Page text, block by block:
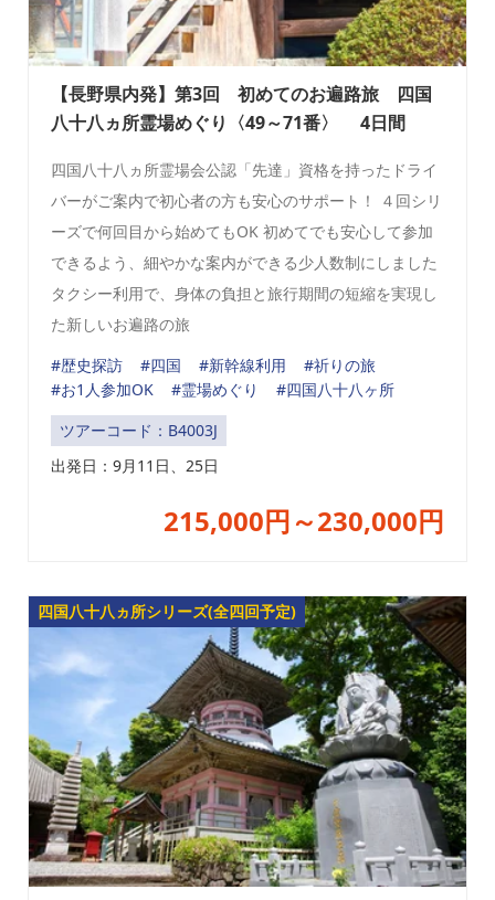
【長野県内発】第3回 初めてのお遍路旅 四国
八十八ヵ所霊場めぐり〈49～71番〉 4日間
四国八十八ヵ所霊場会公認「先達」資格を持ったドライ
バーがご案内で初心者の方も安心のサポート！ ４回シリ
ーズで何回目から始めてもOK 初めてでも安心して参加
できるよう、細やかな案内ができる少人数制にしました
タクシー利用で、身体の負担と旅行期間の短縮を実現し
た新しいお遍路の旅
#歴史探訪
#四国 #新幹線利用
#祈りの旅
#お1人参加OK
#霊場めぐり
#四国八十八ヶ所
ツアーコード：B4003J
出発日： 9月11日、25日
215,000円～230,000円
四国八十八ヵ所シリーズ(全四回予定)